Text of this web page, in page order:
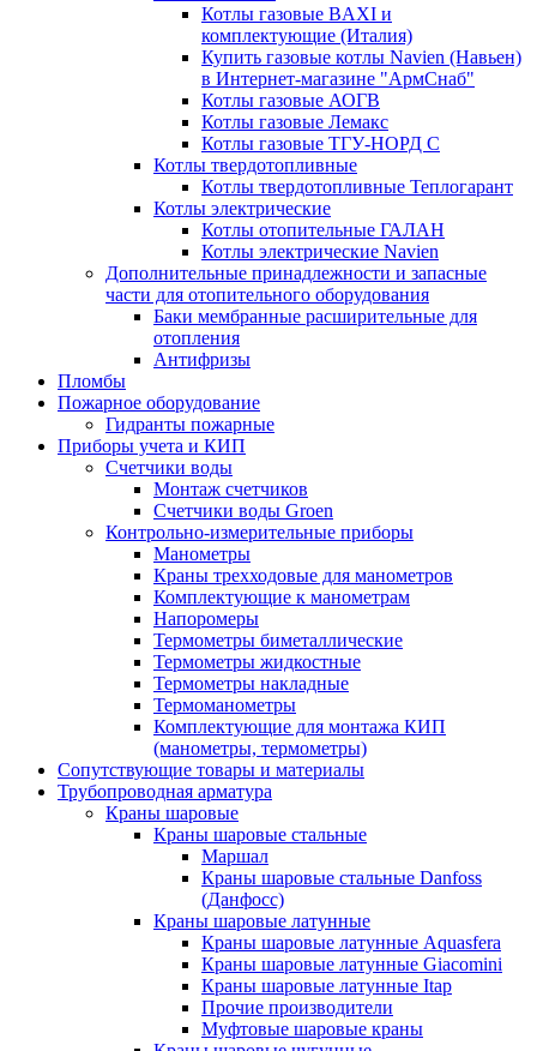
Котлы газовые BAXI и
комплектующие (Италия)
Купить газовые котлы Navien (Навьен)
в Интернет-магазине "АрмСнаб"
Котлы газовые АОГВ
Котлы газовые Лемакс
Котлы газовые ТГУ-НОРД С
Котлы твердотопливные
Котлы твердотопливные Теплогарант
Котлы электрические
Котлы отопительные ГАЛАН
Котлы электрические Navien
Дополнительные принадлежности и запасные
части для отопительного оборудования
Баки мембранные расширительные для
отопления
Антифризы
Пломбы
Пожарное оборудование
Гидранты пожарные
Приборы учета и КИП
Счетчики воды
Монтаж счетчиков
Счетчики воды Groen
Контрольно-измерительные приборы
Манометры
Краны трехходовые для манометров
Комплектующие к манометрам
Напоромеры
Термометры биметаллические
Термометры жидкостные
Термометры накладные
Термоманометры
Комплектующие для монтажа КИП
(манометры, термометры)
Сопутствующие товары и материалы
Трубопроводная арматура
Краны шаровые
Краны шаровые стальные
Маршал
Краны шаровые стальные Danfoss
(Данфосс)
Краны шаровые латунные
Краны шаровые латунные Aquasfera
Краны шаровые латунные Giacomini
Краны шаровые латунные Itap
Прочие производители
Муфтовые шаровые краны